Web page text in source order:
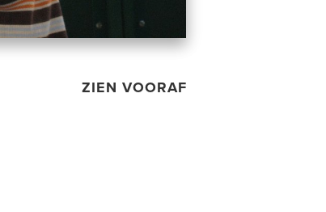
ZIEN VOORAF